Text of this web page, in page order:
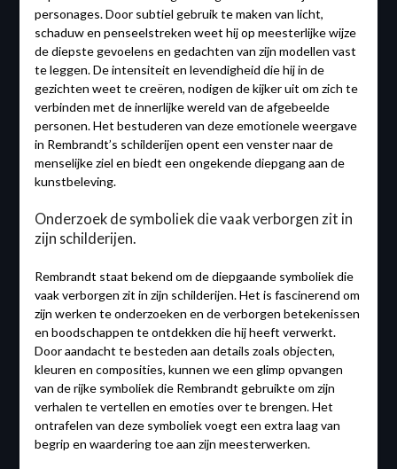
personages. Door subtiel gebruik te maken van licht,
schaduw en penseelstreken weet hij op meesterlijke wijze
de diepste gevoelens en gedachten van zijn modellen vast
te leggen. De intensiteit en levendigheid die hij in de
gezichten weet te creëren, nodigen de kijker uit om zich te
verbinden met de innerlijke wereld van de afgebeelde
personen. Het bestuderen van deze emotionele weergave
in Rembrandt’s schilderijen opent een venster naar de
menselijke ziel en biedt een ongekende diepgang aan de
kunstbeleving.
Onderzoek de symboliek die vaak verborgen zit in
zijn schilderijen.
Rembrandt staat bekend om de diepgaande symboliek die
vaak verborgen zit in zijn schilderijen. Het is fascinerend om
zijn werken te onderzoeken en de verborgen betekenissen
en boodschappen te ontdekken die hij heeft verwerkt.
Door aandacht te besteden aan details zoals objecten,
kleuren en composities, kunnen we een glimp opvangen
van de rijke symboliek die Rembrandt gebruikte om zijn
verhalen te vertellen en emoties over te brengen. Het
ontrafelen van deze symboliek voegt een extra laag van
begrip en waardering toe aan zijn meesterwerken.